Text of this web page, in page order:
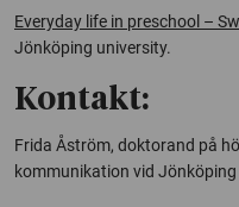
Everyday life in preschool –
Jönköping university.
Kontakt:
Frida Åström, doktorand på
kommunikation vid Jönköping